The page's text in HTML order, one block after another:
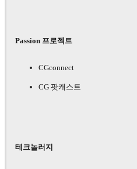
Passion 프로젝트
CGconnect
CG 팟캐스트
테크놀러지